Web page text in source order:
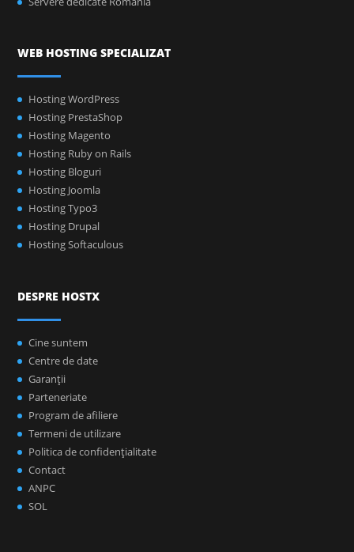
WEB HOSTING SPECIALIZAT
Hosting WordPress
Hosting PrestaShop
Hosting Magento
Hosting Ruby on Rails
Hosting Bloguri
Hosting Joomla
Hosting Typo3
Hosting Drupal
Hosting Softaculous
DESPRE HOSTX
Cine suntem
Centre de date
Garanţii
Parteneriate
Program de afiliere
Termeni de utilizare
Politica de confidenţialitate
Contact
ANPC
SOL